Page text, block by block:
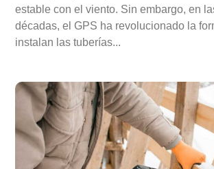
estable con el viento. Sin embargo, en
décadas, el GPS ha revolucionado la
instalan las tuberías...